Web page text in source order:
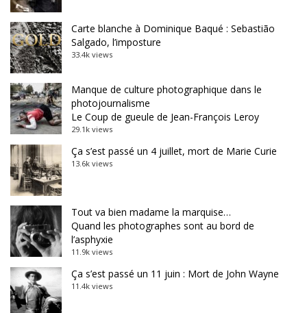
Carte blanche à Dominique Baqué : Sebastião
Salgado, l’imposture
33.4k views
Manque de culture photographique dans le
photojournalisme
Le Coup de gueule de Jean-François Leroy
29.1k views
Ça s’est passé un 4 juillet, mort de Marie Curie
13.6k views
Tout va bien madame la marquise…
Quand les photographes sont au bord de
l’asphyxie
11.9k views
Ça s’est passé un 11 juin : Mort de John Wayne
11.4k views